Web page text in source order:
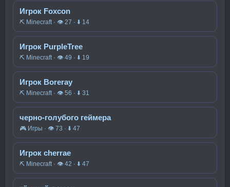
Игрок Foxcon
⛏️ Minecraft · 👁 27 · ⬇ 14
Игрок PurpleTree
⛏️ Minecraft · 👁 49 · ⬇ 19
Игрок Boreray
⛏️ Minecraft · 👁 56 · ⬇ 31
черно-голубого геймера
🎮 Игры · 👁 73 · ⬇ 47
Игрок cherrae
⛏️ Minecraft · 👁 42 · ⬇ 47